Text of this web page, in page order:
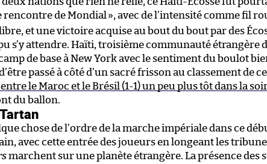
rencontre de Mondial », avec de l’intensité comme fil
et une victoire acquise au bout du bout par des
s’y attendre. Haïti, troisième communauté étrangère
de base à New York avec le sentiment du boulot
passé à côté d’un sacré frisson au classement de
le Maroc et le Brésil (1-1) un peu plus tôt dans la
du ballon.
chose de l’ordre de la marche impériale dans ce
avec cette entrée des joueurs en longeant les
marchent sur une planète étrangère. La présence des